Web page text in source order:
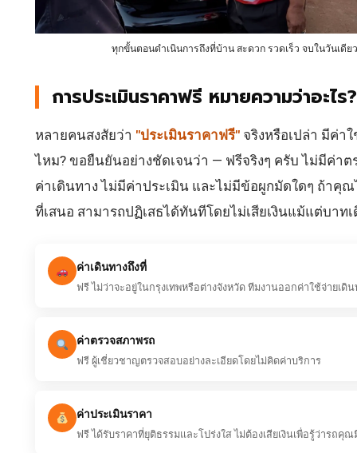
ทุกขั้นตอนดำเนินการถึงที่บ้าน สะดวก รวดเร็ว จบในวันเดียว
การประเมินราคาฟรี หมายความว่าอะไร?
หลายคนสงสัยว่า "ประเมินราคาฟรี" จริงหรือเปล่า มีค่า
ไหม? ขอยืนยันอย่างชัดเจนว่า — ฟรีจริงๆ ครับ ไม่มีค่าต
ค่าเดินทาง ไม่มีค่าประเมิน และไม่มีข้อผูกมัดใดๆ ถ้าคุ
ที่เสนอ สามารถปฏิเสธได้ทันทีโดยไม่เสียเงินแม้แต่บาท
ค่าเดินทางถึงที่
ฟรี ไม่ว่าจะอยู่ในกรุงเทพหรือต่างจังหวัด ทีมงานออกค่าใช้จ่ายเดิน
ค่าตรวจสภาพรถ
ฟรี ผู้เชี่ยวชาญตรวจสอบอย่างละเอียดโดยไม่คิดค่าบริการ
ค่าประเมินราคา
ฟรี ได้รับราคาที่ยุติธรรมและโปร่งใส ไม่ต้องเสียเงินเพื่อรู้ว่ารถคุณ